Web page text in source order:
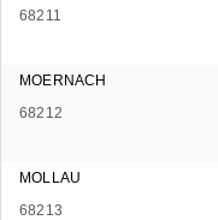
68211
MOERNACH
68212
MOLLAU
68213